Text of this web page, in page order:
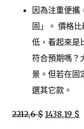
因為注重便攜
固」。 價格
低，看起來是
符合預期嗎？
景。但若在固
選其它款。
2212,6 $ 1438,19 $